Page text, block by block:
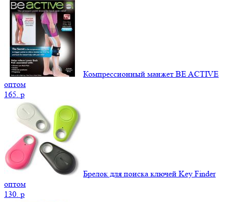
Компрессионный манжет BE ACTIVE
оптом
165. p
Брелок для поиска ключей Key Finder
оптом
130. p